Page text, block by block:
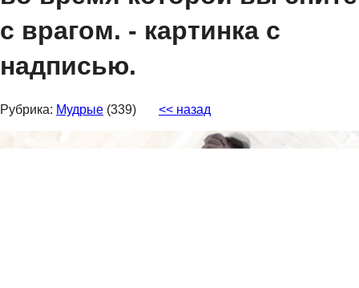
с врагом. - картинка с
надписью.
Рубрика: Мудрые (339) << назад